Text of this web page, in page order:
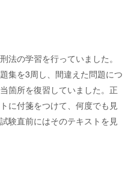
法の学習を行っていました。
集を3周し、間違えた問題につ
箇所を復習していました。正
に付箋をつけて、何度でも見
験直前にはそのテキストを見